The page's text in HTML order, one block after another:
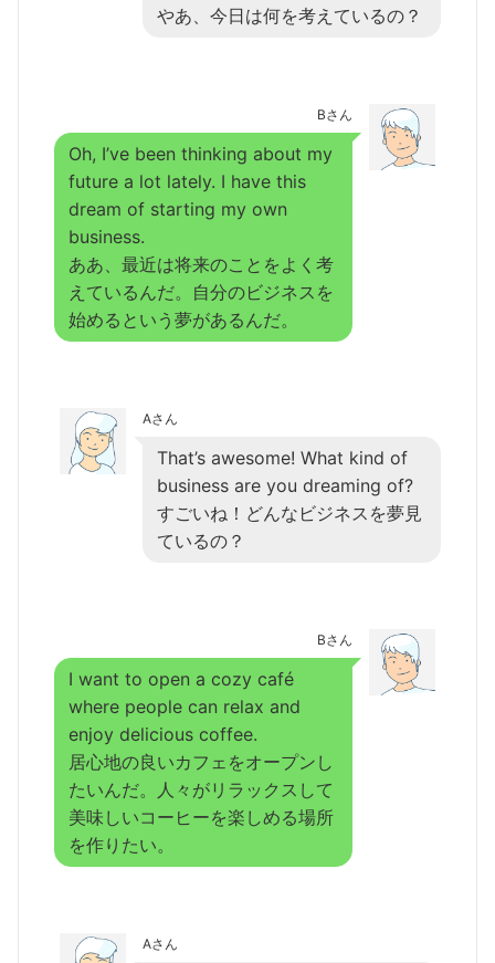
やあ、今日は何を考えているの？
Bさん
Oh, I’ve been thinking about my
future a lot lately. I have this
dream of starting my own
business.
ああ、最近は将来のことをよく考
えているんだ。自分のビジネスを
始めるという夢があるんだ。
Aさん
That’s awesome! What kind of
business are you dreaming of?
すごいね！どんなビジネスを夢見
ているの？
Bさん
I want to open a cozy café
where people can relax and
enjoy delicious coffee.
居心地の良いカフェをオープンし
たいんだ。人々がリラックスして
美味しいコーヒーを楽しめる場所
を作りたい。
Aさん